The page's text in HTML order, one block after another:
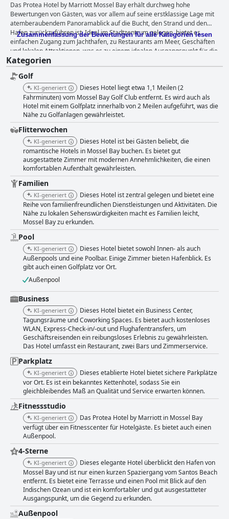
Das Protea Hotel by Marriott Mossel Bay erhält durchweg hohe
Bewertungen von Gästen, was vor allem auf seine erstklassige Lage mit
atemberaubendem Panoramablick auf die Bucht, den Strand und den
Hafen zurückzuführen ist. Ideal im Stadtzentrum gelegen, bietet es
einfachen Zugang zum Jachthafen, zu Restaurants am Meer, Geschäften
und lokalen Attraktionen, was es zu einem idealen Ausgangspunkt für die
Erkundung der Gegend macht. Die Sauberkeit und die gepflegten
Einrichtungen des Hotels tragen zur Attraktivität bei und bestätigen die
hohen Standards des Hauses. Das Frühstück im Hotel wird für seine
Vielfalt und Qualität hoch geschätzt, wobei das Buffet für seine Auswahl
an köstlichen Angeboten gelobt wird. Die Gäste genießen es besonders,
im Gartenbereich zu speisen, obwohl es gelegentlich Rückmeldungen
zum Preis und zur Inkludierung in den Zimmerpreis gibt. Das
Abendessen im renommierten Café Gannet wird häufig hervorgehoben,
wobei die Gäste die außergewöhnlichen Speisen, die tolle Atmosphäre
und die wunderschöne Präsentation der Gerichte loben. Die
Freundlichkeit des Restaurantpersonals trägt wesentlich zur positiven
Atmosphäre beim Essen bei. Die Zimmer im Hotel werden für ihr
geräumiges, modernes Design und ihren Komfort gelobt und verfügen
über Annehmlichkeiten wie separate Duschen und Balkone mit
atemberaubendem Blick auf das Meer oder den Hafen. Sauberkeit ist ein
herausragender Punkt, wobei die Zimmer und Einrichtungen gut gepflegt
und einladend sind. Die Betten erhalten außergewöhnliches Lob für ihren
Komfort, was zu einem erholsamen Schlaferlebnis beiträgt. Das Personal
im Protea Hotel by Marriott Mossel Bay spielt eine zentrale Rolle bei der
Schaffung eines einladenden und angenehmen Aufenthalts. Die Gäste
loben häufig ihre freundliche, hilfsbereite und gastfreundliche Art, die die
Gesamtzufriedenheit erheblich steigert. Der Poolbereich des Hotels ist
zwar bescheiden dimensioniert, bietet aber einen entspannenden,
gemütlichen Raum mit einem schönen Meerblick, während die saubere
und einladende Atmosphäre die Gäste zusätzlich anspricht. Die
Parkmöglichkeiten sind bequem und sicher, obwohl für das Parken eine
zusätzliche Gebühr anfällt. Die hohen Servicestandards, kombiniert mit
der wunderschönen Küstenlage und den exzellenten Annehmlichkeiten,
machen das Protea Hotel by Marriott Mossel Bay zu einem sehr
empfehlenswerten Ziel für Reisende.
Zusammenfassung der Bewertungen für alle Kategorien lesen
Kategorien
Golf
KI-generiert
Dieses Hotel liegt etwa 1,1 Meilen (2
Fahrminuten) vom Mossel Bay Golf Club entfernt. Es wird auch als
Hotel mit einem Golfplatz innerhalb von 2 Meilen aufgeführt, was die
Nähe zu Golfanlagen gewährleistet.
Flitterwochen
KI-generiert
Dieses Hotel ist bei Gästen beliebt, die
romantische Hotels in Mossel Bay buchen. Es bietet gut
ausgestattete Zimmer mit modernen Annehmlichkeiten, die einen
komfortablen Aufenthalt gewährleisten.
Familien
KI-generiert
Dieses Hotel ist zentral gelegen und bietet eine
Reihe von familienfreundlichen Dienstleistungen und Aktivitäten. Die
Nähe zu lokalen Sehenswürdigkeiten macht es Familien leicht,
Mossel Bay zu erkunden.
Pool
KI-generiert
Dieses Hotel bietet sowohl Innen- als auch
Außenpools und eine Poolbar. Einige Zimmer bieten Hafenblick. Es
gibt auch einen Golfplatz vor Ort.
Außenpool
Business
KI-generiert
Dieses Hotel bietet ein Business Center,
Tagungsräume und Coworking Spaces. Es bietet auch kostenloses
WLAN, Express-Check-in/-out und Flughafentransfers, um
Geschäftsreisenden ein reibungsloses Erlebnis zu gewährleisten.
Das Hotel umfasst ein Restaurant, zwei Bars und Zimmerservice.
Parkplatz
KI-generiert
Dieses etablierte Hotel bietet sichere Parkplätze
vor Ort. Es ist ein bekanntes Kettenhotel, sodass Sie ein
gleichbleibendes Maß an Qualität und Service erwarten können.
Fitnessstudio
KI-generiert
Das Protea Hotel by Marriott in Mossel Bay
verfügt über ein Fitnesscenter für Hotelgäste. Es bietet auch einen
Außenpool.
4-Sterne
KI-generiert
Dieses elegante Hotel überblickt den Hafen von
Mossel Bay und ist nur einen kurzen Spaziergang vom Santos Beach
entfernt. Es bietet eine Terrasse und einen Pool mit Blick auf den
Indischen Ozean und ist ein komfortabler und gut ausgestatteter
Ausgangspunkt, um die Gegend zu erkunden.
Außenpool